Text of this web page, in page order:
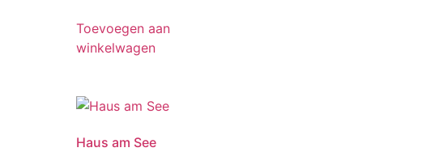
Toevoegen aan
winkelwagen
Haus am See